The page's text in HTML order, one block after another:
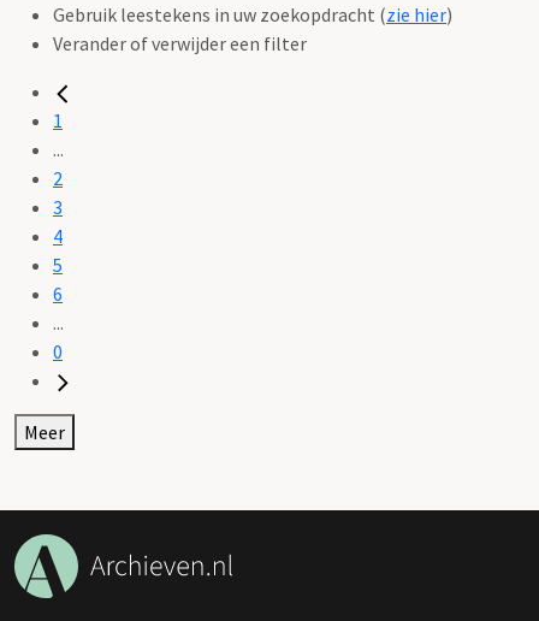
Gebruik leestekens in uw zoekopdracht (zie hier)
Verander of verwijder een filter
1
...
2
3
4
5
6
...
0
Meer